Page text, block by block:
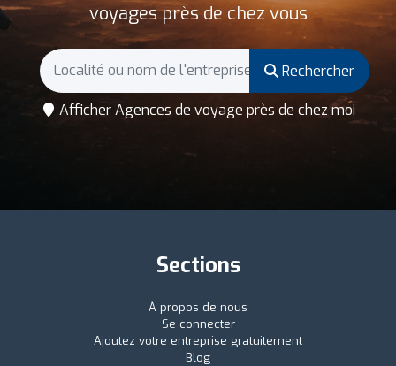
voyages près de chez vous
Rechercher
Afficher Agences de voyage près de chez moi
Sections
À propos de nous
Se connecter
Ajoutez votre entreprise gratuitement
Blog